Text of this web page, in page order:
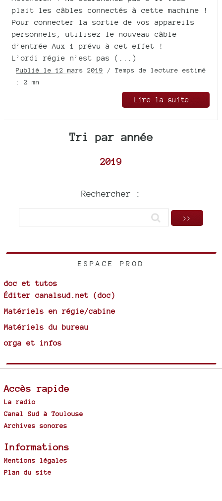
plait les câbles connectés à cette machine !
Pour connecter la sortie de vos appareils
personnels, utilisez le nouveau câble
d’entrée Aux 1 prévu à cet effet !
L’ordi régie n’est pas (...)
Publié le 12 mars 2019 / Temps de lecture estimé
: 2 mn
Lire la suite..
Tri par année
2019
Rechercher :
ESPACE PROD
doc et tutos
Éditer canalsud.net (doc)
Matériels en régie/cabine
Matériels du bureau
orga et infos
Accès rapide
La radio
Canal Sud à Toulouse
Archives sonores
Informations
Mentions légales
Plan du site